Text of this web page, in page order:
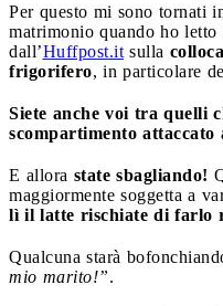
Per questo mi sono tornati
matrimonio quando ho
dall’Huffpost.it sulla
frigorifero, in particolare
Siete anche voi tra quelli
scompartimento
E allora state sbagliando!
maggiormente soggetta a
lì il latte rischiate di farlo
Qualcuna starà
mio marito!”.